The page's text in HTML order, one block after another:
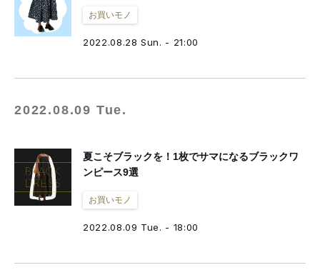
お買いモノ
2022.08.28 Sun. - 21:00
2022.08.09 Tue.
夏こそブラックを！1枚でサマになるブラックワ
ンピース9選
お買いモノ
2022.08.09 Tue. - 18:00